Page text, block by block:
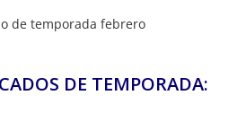
DE TEMPORADA: